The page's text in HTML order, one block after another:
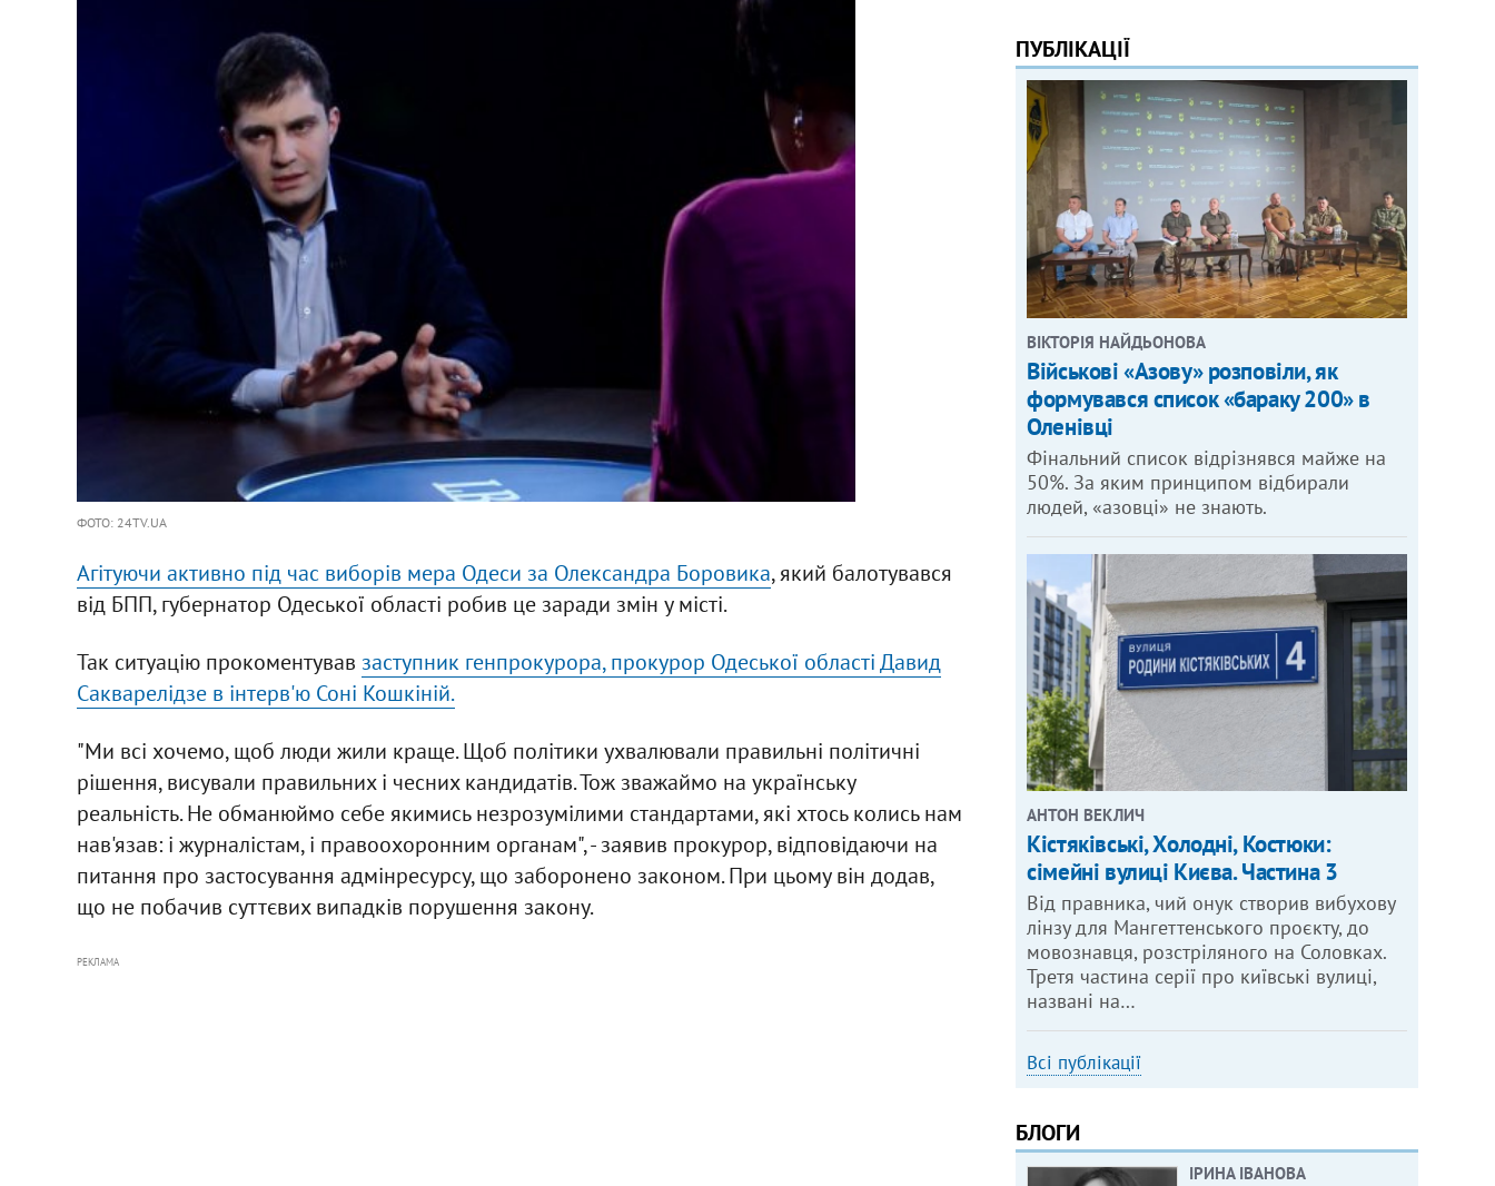
ФОТО: 24TV.UA
Агітуючи активно під час виборів мера Одеси за Олександра Боровика, який балотувався
від БПП, губернатор Одеської області робив це заради змін у місті.
Так ситуацію прокоментував заступник генпрокурора, прокурор Одеської області Давид
Сакварелідзе в інтерв'ю Соні Кошкіній.
"Ми всі хочемо, щоб люди жили краще. Щоб політики ухвалювали правильні політичні
рішення, висували правильних і чесних кандидатів. Тож зважаймо на українську
реальність. Не обманюймо себе якимись незрозумілими стандартами, які хтось колись нам
нав'язав: і журналістам, і правоохоронним органам", - заявив прокурор, відповідаючи на
питання про застосування адмінресурсу, що заборонено законом. При цьому він додав,
що не побачив суттєвих випадків порушення закону.
РЕКЛАМА
ПУБЛІКАЦІЇ
ВІКТОРІЯ НАЙДЬОНОВА
Військові «Азову» розповіли, як
формувався список «бараку 200» в
Оленівці
Фінальний список відрізнявся майже на
50%. За яким принципом відбирали
людей, «азовці» не знають.
АНТОН ВЕКЛИЧ
Кістяківські, Холодні, Костюки:
сімейні вулиці Києва. Частина 3
Від правника, чий онук створив вибухову
лінзу для Мангеттенського проєкту, до
мовознавця, розстріляного на Соловках.
Третя частина серії про київські вулиці,
названі на…
Всі публікації
БЛОГИ
ІРИНА ІВАНОВА